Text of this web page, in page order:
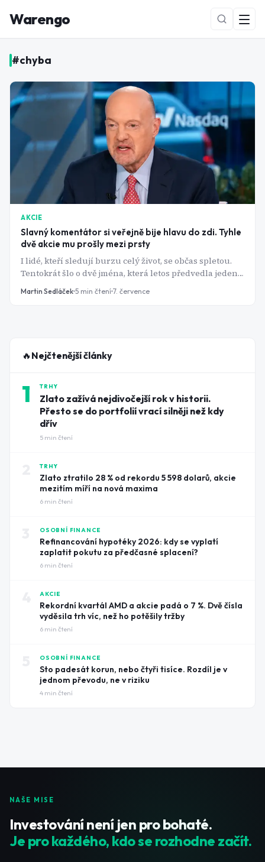
Warengo
NOVÉ
#chyba
AKCIE
Slavný komentátor si veřejně bije hlavu do zdi. Tyhle
dvě akcie mu prošly mezi prsty
I lidé, kteří sledují burzu celý život, se občas spletou.
Tentokrát šlo o dvě jména, která letos předvedla jeden z
nejdivočejších růstů na Wall Street.
Martin Sedláček 5 min čtení 7. července
🔥 Nejčtenější články
1 TRHY
Zlato zažívá nejdivočejší rok v historii.
Přesto se do portfolií vrací silněji než kdy
dřív
5 min čtení
TRHY
Zlato ztratilo 28 % od rekordu 5 598 dolarů, akcie
mezitím míří na nová maxima
6 min čtení
OSOBNÍ FINANCE
Refinancování hypotéky 2026: kdy se vyplatí
zaplatit pokutu za předčasné splacení?
6 min čtení
AKCIE
Rekordní kvartál AMD a akcie padá o 7 %. Dvě čísla
vyděsila trh víc, než ho potěšily tržby
6 min čtení
OSOBNÍ FINANCE
Sto padesát korun, nebo čtyři tisíce. Rozdíl je v
jednom převodu, ne v riziku
4 min čtení
NAŠE MISE
Investování není jen pro bohaté.
Je pro každého, kdo se rozhodne začít.